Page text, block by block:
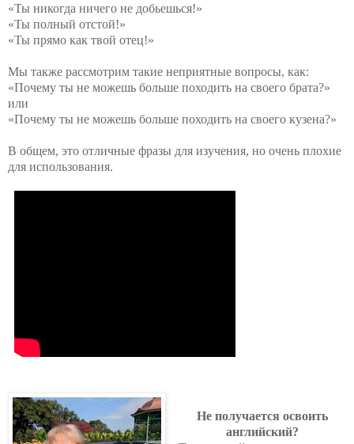
«Ты никогда ничего не добьешься!»
«Ты полный отстой!»
«Ты прямо как твой отец!»
Мы также рассмотрим такие неприятные вопросы, как:
«Почему ты не можешь больше походить на своего брата?»
или
«Почему ты не можешь больше походить на своего кузена?»
В общем, это отличные фразы для изучения, но очень плохие
для использования.
Не получается освоить
английский?